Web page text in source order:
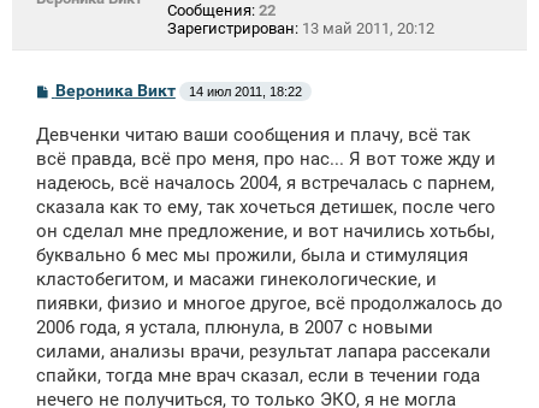
Сообщения: 22
Зарегистрирован: 13 май 2011, 20:12
С
о
б
щ
н
и
Вероника Викт 14 июл 2011, 18:22
Девченки читаю ваши сообщения и плачу, всё так
всё правда, всё про меня, про нас... Я вот тоже жду и
надеюсь, всё началось 2004, я встречалась с парнем,
сказала как то ему, так хочеться детишек, после чего
он сделал мне предложение, и вот начились хотьбы,
буквально 6 мес мы прожили, была и стимуляция
кластобегитом, и масажи гинекологические, и
пиявки, физио и многое другое, всё продолжалось до
2006 года, я устала, плюнула, в 2007 с новыми
силами, анализы врачи, результат лапара рассекали
спайки, тогда мне врач сказал, если в течении года
нечего не получиться, то только ЭКО, я не могла